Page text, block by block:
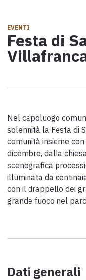
Ebook
la Via
EVENTI
Festa di
Nel capoluogo
solennità la Festa di
comunità insieme
dicembre, dalla
scenografica
illuminata da
con il drappello dei
grande fuoco nel
Dati generali